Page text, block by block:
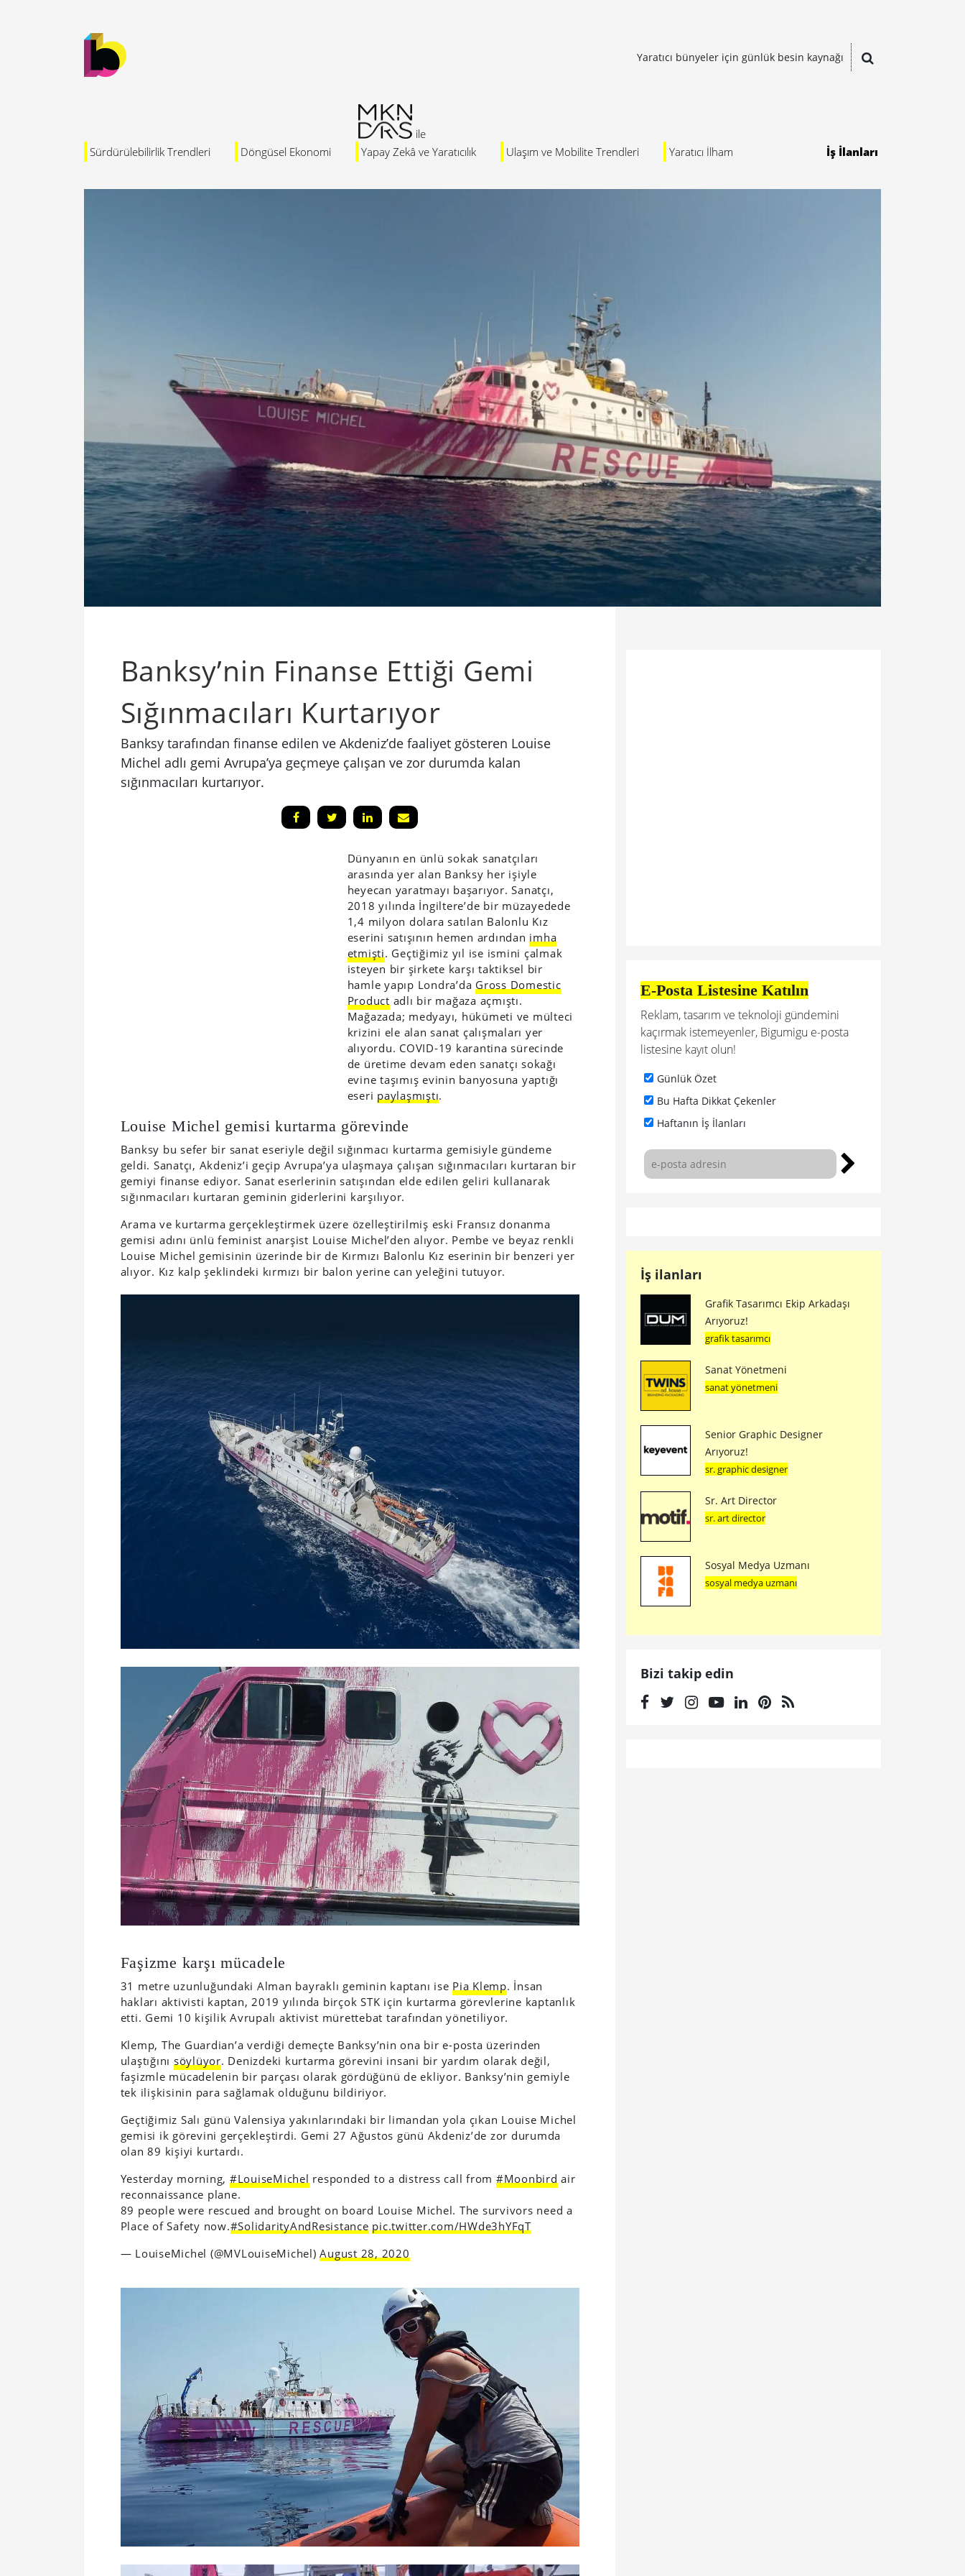
Yaratıcı bünyeler için günlük besin kaynağı
Sürdürülebilirlik Trendleri Döngüsel Ekonomi Yapay Zekâ ve Yaratıcılık Ulaşım ve Mobilite Trendleri Yaratıcı İlham İş İlanları
Banksy’nin Finanse Ettiği Gemi
Sığınmacıları Kurtarıyor
Banksy tarafından finanse edilen ve Akdeniz’de faaliyet gösteren Louise
Michel adlı gemi Avrupa’ya geçmeye çalışan ve zor durumda kalan
sığınmacıları kurtarıyor.
Dünyanın en ünlü sokak sanatçıları
arasında yer alan Banksy her işiyle
heyecan yaratmayı başarıyor. Sanatçı,
2018 yılında İngiltere’de bir müzayedede
1,4 milyon dolara satılan Balonlu Kız
eserini satışının hemen ardından imha
etmişti. Geçtiğimiz yıl ise ismini çalmak
isteyen bir şirkete karşı taktiksel bir
hamle yapıp Londra’da Gross Domestic
Product adlı bir mağaza açmıştı.
Mağazada; medyayı, hükümeti ve mülteci
krizini ele alan sanat çalışmaları yer
alıyordu. COVID-19 karantina sürecinde
de üretime devam eden sanatçı sokağı
evine taşımış evinin banyosuna yaptığı
eseri paylaşmıştı.
Louise Michel gemisi kurtarma görevinde
Banksy bu sefer bir sanat eseriyle değil sığınmacı kurtarma gemisiyle gündeme
geldi. Sanatçı, Akdeniz’i geçip Avrupa’ya ulaşmaya çalışan sığınmacıları kurtaran bir
gemiyi finanse ediyor. Sanat eserlerinin satışından elde edilen geliri kullanarak
sığınmacıları kurtaran geminin giderlerini karşılıyor.
Arama ve kurtarma gerçekleştirmek üzere özelleştirilmiş eski Fransız donanma
gemisi adını ünlü feminist anarşist Louise Michel’den alıyor. Pembe ve beyaz renkli
Louise Michel gemisinin üzerinde bir de Kırmızı Balonlu Kız eserinin bir benzeri yer
alıyor. Kız kalp şeklindeki kırmızı bir balon yerine can yeleğini tutuyor.
Faşizme karşı mücadele
31 metre uzunluğundaki Alman bayraklı geminin kaptanı ise Pia Klemp. İnsan
hakları aktivisti kaptan, 2019 yılında birçok STK için kurtarma görevlerine kaptanlık
etti. Gemi 10 kişilik Avrupalı aktivist mürettebat tarafından yönetiliyor.
Klemp, The Guardian’a verdiği demeçte Banksy’nin ona bir e-posta üzerinden
ulaştığını söylüyor. Denizdeki kurtarma görevini insani bir yardım olarak değil,
faşizmle mücadelenin bir parçası olarak gördüğünü de ekliyor. Banksy’nin gemiyle
tek ilişkisinin para sağlamak olduğunu bildiriyor.
Geçtiğimiz Salı günü Valensiya yakınlarındaki bir limandan yola çıkan Louise Michel
gemisi ik görevini gerçekleştirdi. Gemi 27 Ağustos günü Akdeniz’de zor durumda
olan 89 kişiyi kurtardı.
Yesterday morning, #LouiseMichel responded to a distress call from #Moonbird air
reconnaissance plane.
89 people were rescued and brought on board Louise Michel. The survivors need a
Place of Safety now.#SolidarityAndResistance pic.twitter.com/HWde3hYFqT
— LouiseMichel (@MVLouiseMichel)August 28, 2020
E-Posta Listesine Katılın
Reklam, tasarım ve teknoloji gündemini
kaçırmak istemeyenler, Bigumigu e-posta
listesine kayıt olun!
Günlük Özet
Bu Hafta Dikkat Çekenler
Haftanın İş İlanları
İş ilanları
Grafik Tasarımcı Ekip Arkadaşı
Arıyoruz!
grafik tasarımcı
Sanat Yönetmeni
sanat yönetmeni
Senior Graphic Designer
Arıyoruz!
sr. graphic designer
Sr. Art Director
sr. art director
Sosyal Medya Uzmanı
sosyal medya uzmanı
Bizi takip edin